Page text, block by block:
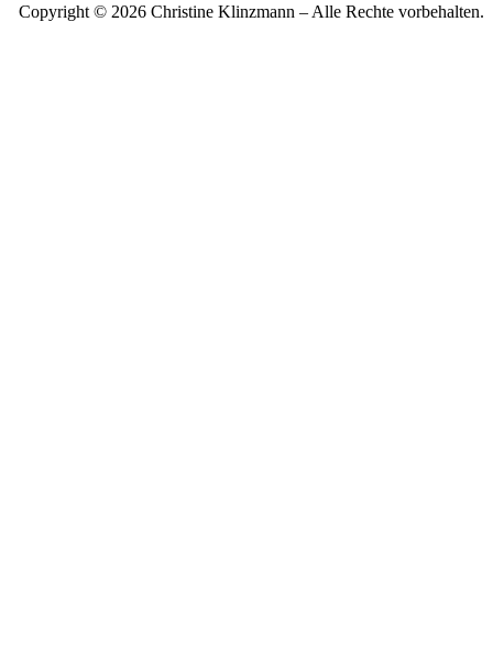
Copyright © 2026 Christine Klinzmann – Alle Rechte vorbehalten.